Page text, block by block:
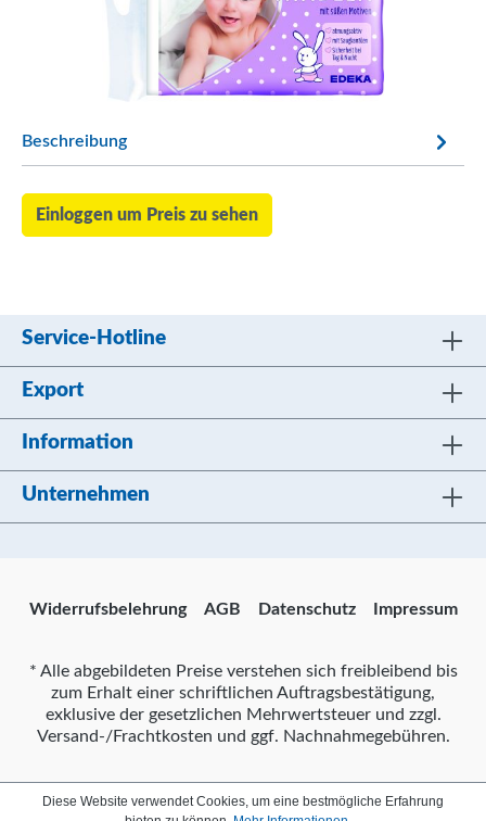
Beschreibung
Einloggen um Preis zu sehen
Service-Hotline
Export
Information
Unternehmen
Widerrufsbelehrung AGB Datenschutz Impressum
* Alle abgebildeten Preise verstehen sich freibleibend bis
zum Erhalt einer schriftlichen Auftragsbestätigung,
exklusive der gesetzlichen Mehrwertsteuer und zzgl.
Versand-/Frachtkosten und ggf. Nachnahmegebühren.
Diese Website verwendet Cookies, um eine bestmögliche Erfahrung